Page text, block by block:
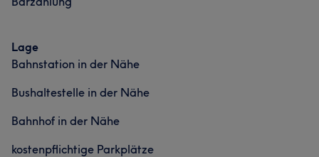
Lage
Bahnstation in der Nähe
Bushaltestelle in der Nähe
Bahnhof in der Nähe
kostenpflichtige Parkplätze